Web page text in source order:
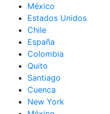
México
Estados Unidos
Chile
España
Colombia
Quito
Santiago
Cuenca
New York